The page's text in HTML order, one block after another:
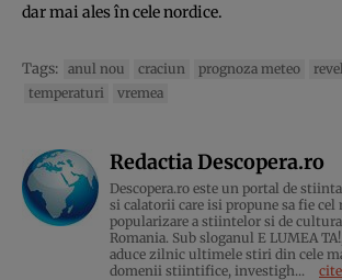
dar mai ales în cele nordice.
Tags: anul nou craciun prognoza meteo
temperaturi
vremea
Redactia Descopera.ro
Descopera.ro este un portal de
si calatorii care isi propune sa fie cel
popularizare a stiintelor si de
Romania. Sub sloganul E LUMEA
aduce zilnic ultimele stiri din cele
domenii stiintifice, investigh...